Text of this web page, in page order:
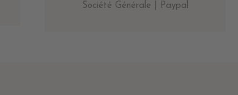
Société Générale | Paypal